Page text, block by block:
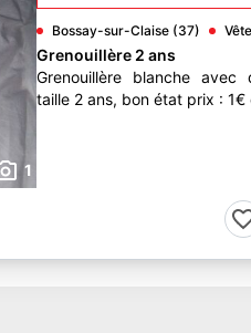
1
Bossay-sur-Claise (37)
Grenouillère 2 ans
Grenouillère blanche avec
taille 2 ans, bon état prix : 1€